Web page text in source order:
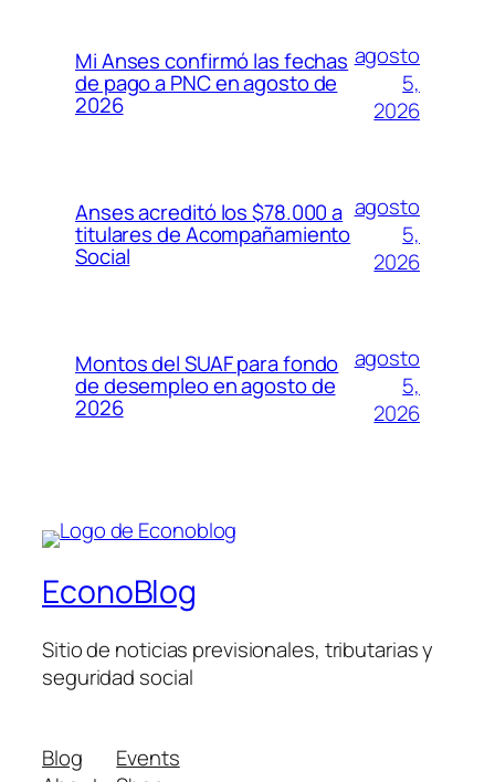
Mi Anses confirmó las fechas
de pago a PNC en agosto de
2026
agosto
5,
2026
Anses acreditó los $78.000 a
titulares de Acompañamiento
Social
agosto
5,
2026
Montos del SUAF para fondo
de desempleo en agosto de
2026
agosto
5,
2026
EconoBlog
Sitio de noticias previsionales, tributarias y
seguridad social
Blog
Events